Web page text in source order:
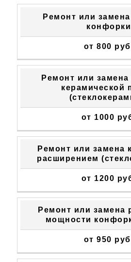
Ремонт или
конфорки
от 800
Ремонт или
керамической
от 1000
Ремонт или замена
расширением
от 1200
Ремонт или замена
мощности
от 950